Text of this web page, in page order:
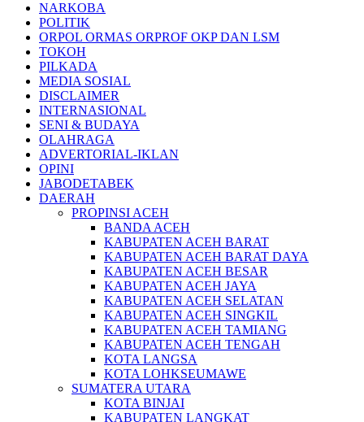
NARKOBA
POLITIK
ORPOL ORMAS ORPROF OKP DAN LSM
TOKOH
PILKADA
MEDIA SOSIAL
DISCLAIMER
INTERNASIONAL
SENI & BUDAYA
OLAHRAGA
ADVERTORIAL-IKLAN
OPINI
JABODETABEK
DAERAH
PROPINSI ACEH
BANDA ACEH
KABUPATEN ACEH BARAT
KABUPATEN ACEH BARAT DAYA
KABUPATEN ACEH BESAR
KABUPATEN ACEH JAYA
KABUPATEN ACEH SELATAN
KABUPATEN ACEH SINGKIL
KABUPATEN ACEH TAMIANG
KABUPATEN ACEH TENGAH
KOTA LANGSA
KOTA LOHKSEUMAWE
SUMATERA UTARA
KOTA BINJAI
KABUPATEN LANGKAT